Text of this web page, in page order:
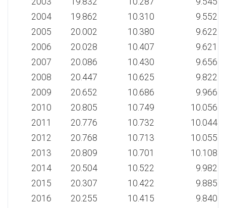
2004
19.862 10.310
9.552
2005
20.002 10.380
9.622
2006
20.028 10.407
9.621
2007
20.086 10.430
9.656
2008
20.447 10.625
9.822
2009
20.652 10.686
9.966
2010
20.805 10.749
10.056
2011
20.776 10.732
10.044
2012
20.768 10.713
10.055
2013
20.809 10.701
10.108
2014
20.504 10.522
9.982
2015
20.307 10.422
9.885
2016
20.255 10.415
9.840